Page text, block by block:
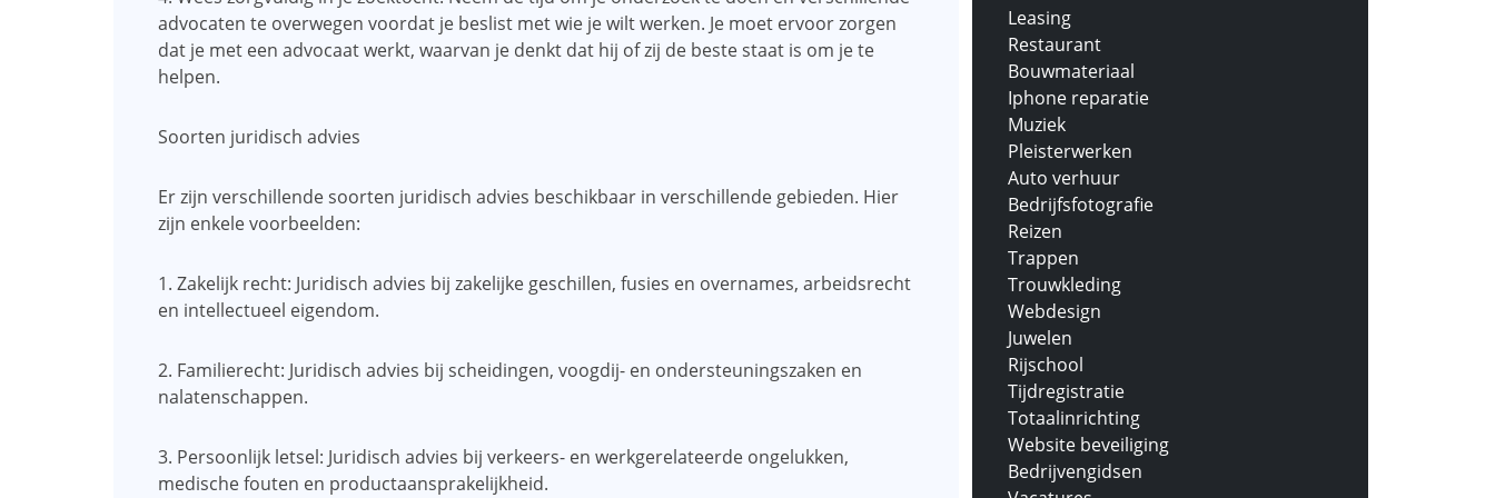
advocaten te overwegen voordat je beslist met wie je wilt werken. Je moet ervoor zorgen
dat je met een advocaat werkt, waarvan je denkt dat hij of zij de beste staat is om je te
helpen.
Soorten juridisch advies
Er zijn verschillende soorten juridisch advies beschikbaar in verschillende gebieden. Hier
zijn enkele voorbeelden:
1. Zakelijk recht: Juridisch advies bij zakelijke geschillen, fusies en overnames, arbeidsrecht
en intellectueel eigendom.
2. Familierecht: Juridisch advies bij scheidingen, voogdij- en ondersteuningszaken en
nalatenschappen.
3. Persoonlijk letsel: Juridisch advies bij verkeers- en werkgerelateerde ongelukken,
medische fouten en productaansprakelijkheid.
Leasing
Restaurant
Bouwmateriaal
Iphone reparatie
Muziek
Pleisterwerken
Auto verhuur
Bedrijfsfotografie
Reizen
Trappen
Trouwkleding
Webdesign
Juwelen
Rijschool
Tijdregistratie
Totaalinrichting
Website beveiliging
Bedrijvengidsen